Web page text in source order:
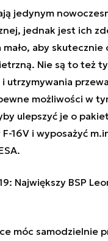
jedynym
jednak jest ich
aby skutecznie
Nie są to też
utrzymywania
możliwości w
ulepszyć je o pakiet
16V i wyposażyć
Największy BSP
móc samodzielnie